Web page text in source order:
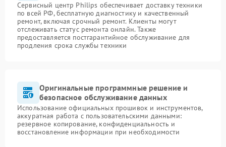
Сервисный центр Philips обеспечивает доставку техники
по всей РФ, бесплатную диагностику и качественный
ремонт, включая срочный ремонт. Клиенты могут
отслеживать статус ремонта онлайн. Также
предоставляется постгарантийное обслуживание для
продления срока службы техники
Оригинальные программные решение и
безопасное обслуживание данных
Использование официальных прошивок и инструментов,
аккуратная работа с пользовательскими данными:
резервное копирование, конфиденциальность и
восстановление информации при необходимости